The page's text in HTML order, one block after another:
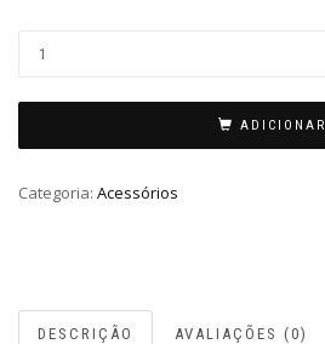
ADICIONAR
Categoria: Acessórios
DESCRIÇÃO AVALIAÇÕES (0)